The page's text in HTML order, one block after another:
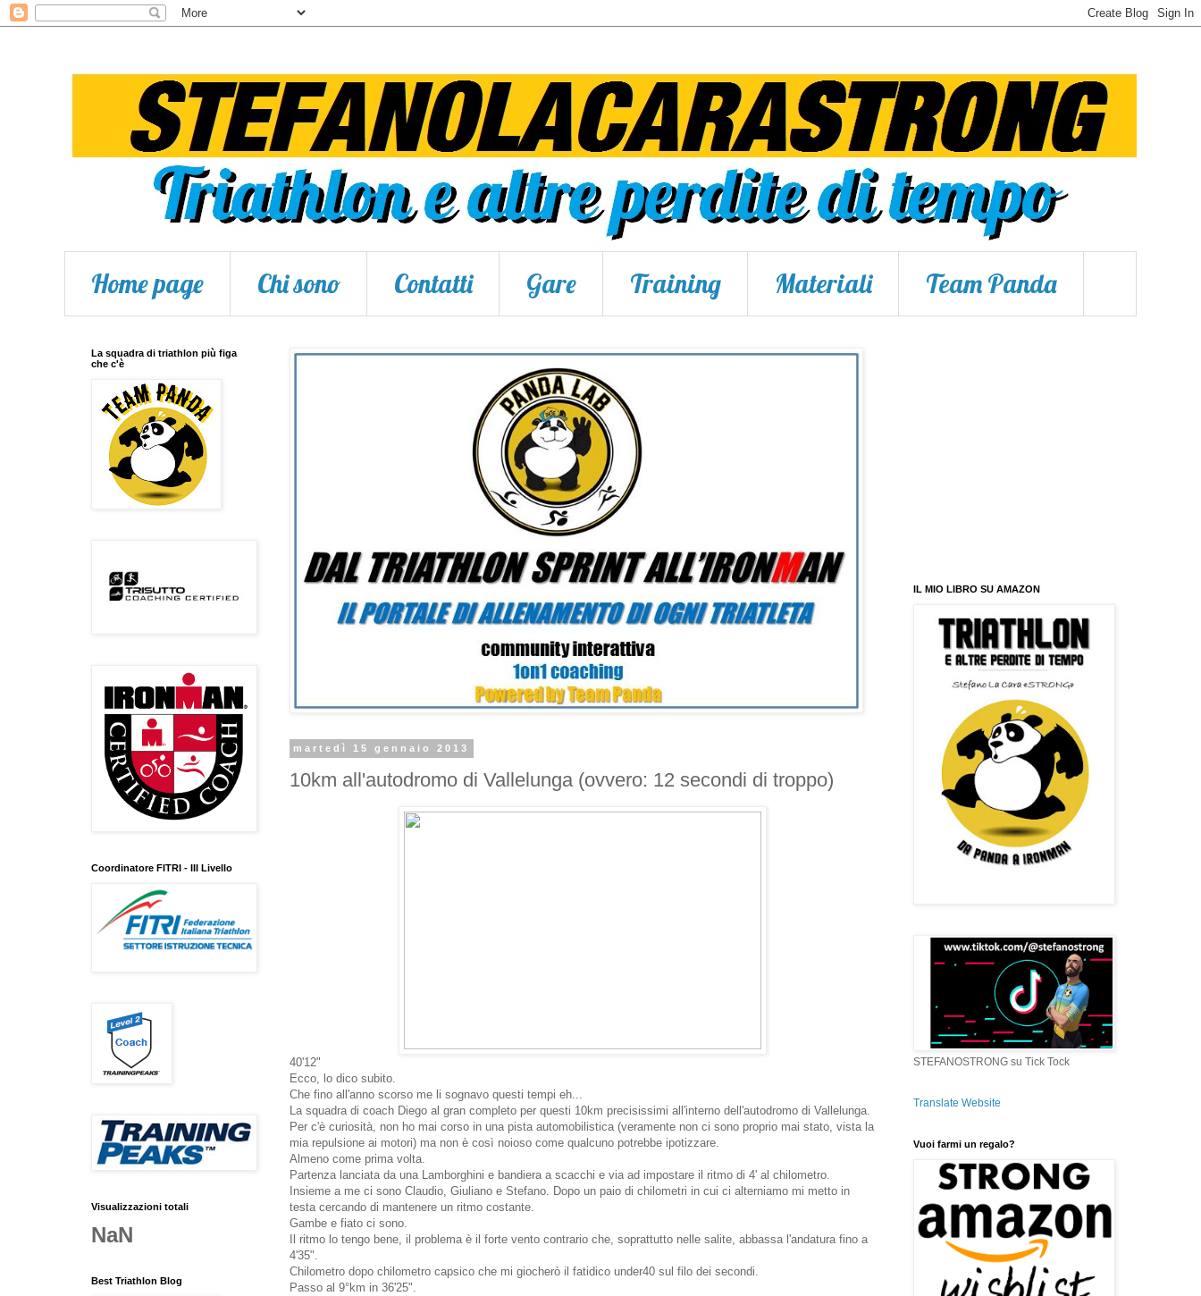
Home page Chi sono Contatti Gare Training Materiali Team Panda
martedì 15 gennaio 2013
10km all'autodromo di Vallelunga (ovvero: 12 secondi di troppo)
40'12"
Ecco, lo dico subito.
Che fino all'anno scorso me li sognavo questi tempi eh...
La squadra di coach Diego al gran completo per questi 10km precisissimi all'interno dell'autodromo di Vallelunga.
Per c'è curiosità, non ho mai corso in una pista automobilistica (veramente non ci sono proprio mai stato, vista la
mia repulsione ai motori) ma non è così noioso come qualcuno potrebbe ipotizzare.
Almeno come prima volta.
Partenza lanciata da una Lamborghini e bandiera a scacchi e via ad impostare il ritmo di 4' al chilometro.
Insieme a me ci sono Claudio, Giuliano e Stefano. Dopo un paio di chilometri in cui ci alterniamo mi metto in
testa cercando di mantenere un ritmo costante.
Gambe e fiato ci sono.
Il ritmo lo tengo bene, il problema è il forte vento contrario che, soprattutto nelle salite, abbassa l'andatura fino a
4'35".
Chilometro dopo chilometro capsico che mi giocherò il fatidico under40 sul filo dei secondi.
Passo al 9°km in 36'25".
La squadra di triathlon più figa
che c'è
Coordinatore FITRI - III Livello
Visualizzazioni totali
NaN
Best Triathlon Blog
IL MIO LIBRO SU AMAZON
STEFANOSTRONG su Tick Tock
Translate Website
Vuoi farmi un regalo?